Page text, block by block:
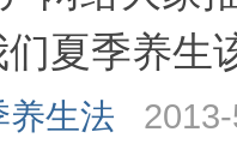
夏季养生
养生法